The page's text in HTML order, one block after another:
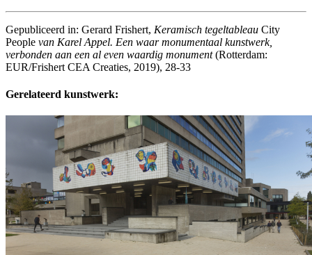
Gepubliceerd in: Gerard Frishert, Keramisch tegeltableau City
People van Karel Appel. Een waar monumentaal kunstwerk,
verbonden aan een al even waardig monument(Rotterdam:
EUR/Frishert CEA Creaties, 2019), 28-33
Gerelateerd kunstwerk: